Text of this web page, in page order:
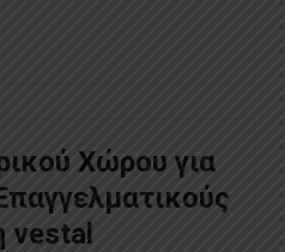
Χώρου για
vestal